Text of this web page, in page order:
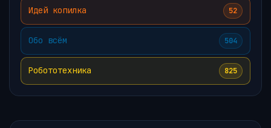
Идей копилка 52
Обо всём 504
Робототехника 825